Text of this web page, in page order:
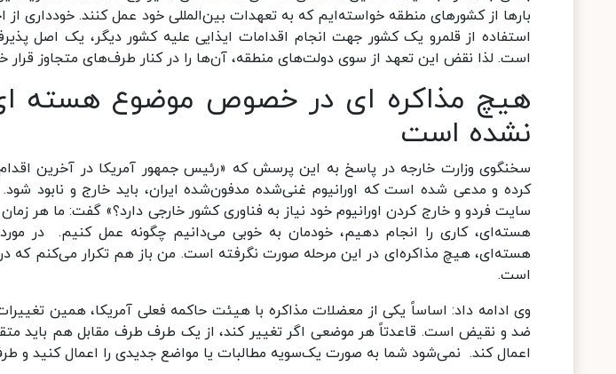
بارها از کشورهای منطقه خواسته‌ایم که به تعهدات بین‌المللی خود عمل کنند. خودداری از
استفاده از قلمرو یک کشور جهت انجام اقدامات ایذایی علیه کشور دیگر، یک اصل
است. لذا نقض این تعهد از سوی دولت‌های منطقه، آن‌ها را در کنار طرف‌های متجاوز قرار
هیچ مذاکره ای در خصوص موضوع هسته ای
نشده است
سخنگوی وزارت خارجه در پاسخ به این پرسش که «رئیس جمهور آمریکا در آخرین اقدام
کرده و مدعی شده است که اورانیوم غنی‌شده مدفون‌شده ایران، باید خارج و نابود
سایت فردو و خارج کردن اورانیوم خود نیاز به فناوری کشور خارجی دارد؟» گفت: ما هر
هسته‌ای، کاری را انجام دهیم، خودمان به خوبی می‌دانیم چگونه عمل کنیم. در
هسته‌ای، هیچ مذاکره‌ای در این مرحله صورت نگرفته است. من باز هم تکرار می‌کنم که در
است.
وی ادامه داد: اساساً یکی از معضلات مذاکره با هیئت حاکمه فعلی آمریکا، همین
ضد و نقیض است. قاعدتاً هر موضعی اگر تغییر کند، از یک طرف طرف مقابل هم باید
اعمال کند. نمی‌شود شما به صورت یک‌سویه مطالبات یا مواضع جدیدی را اعمال کنید و